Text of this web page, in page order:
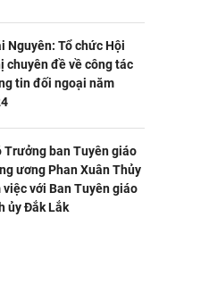
Nguyên: Tổ chức Hội
chuyên đề về công tác
tin đối ngoại năm
Trưởng ban Tuyên giáo
ương Phan Xuân Thủy
việc với Ban Tuyên giáo
ủy Đắk Lắk